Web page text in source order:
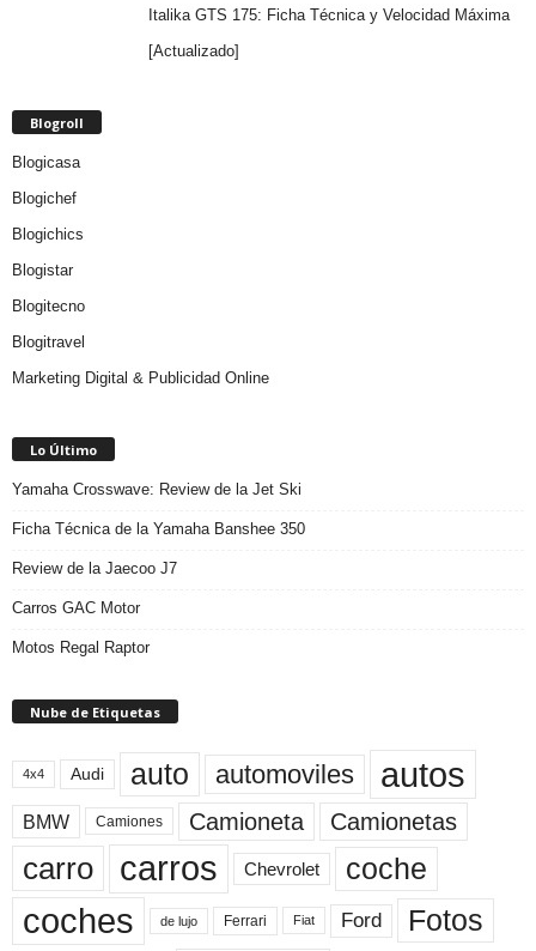
Italika GTS 175: Ficha Técnica y Velocidad Máxima
[Actualizado]
Blogroll
Blogicasa
Blogichef
Blogichics
Blogistar
Blogitecno
Blogitravel
Marketing Digital & Publicidad Online
Lo Último
Yamaha Crosswave: Review de la Jet Ski
Ficha Técnica de la Yamaha Banshee 350
Review de la Jaecoo J7
Carros GAC Motor
Motos Regal Raptor
Nube de Etiquetas
4x4 Audi auto automoviles autos
BMW Camiones Camioneta Camionetas
carro carros Chevrolet coche
coches de lujo Ferrari Fiat Ford Fotos